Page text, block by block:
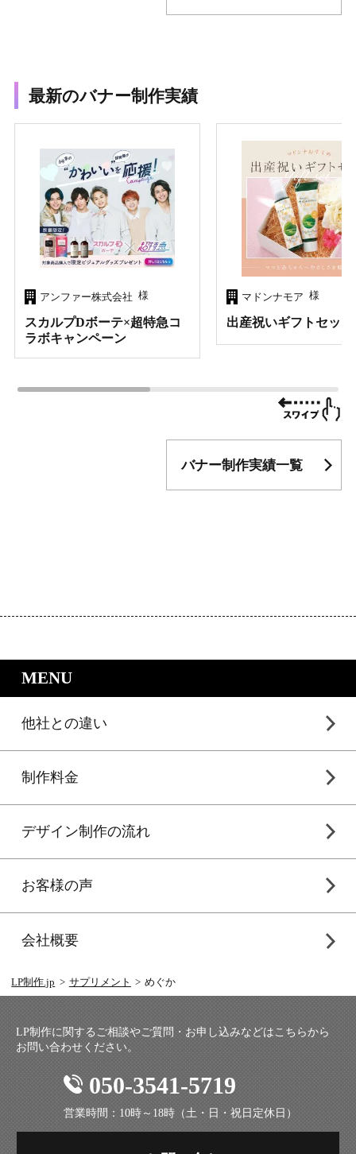
最新のバナー制作実績
アンファー株式会社 様
スカルプDボーテ×超特急コ
ラボキャンペーン
マドンナモア 様
出産祝いギフトセッ
バナー制作実績一覧
MENU｜LP制作.jpのサービスメニュー
他社との違い
制作料金
デザイン制作の流れ
お客様の声
会社概要
LP制作.jp サプリメント めぐか
LP制作に関するご相談やご質問・お申し込みなどはこちらから
お問い合わせください。
050-3541-5719
営業時間：10時～18時（土・日・祝日定休日）